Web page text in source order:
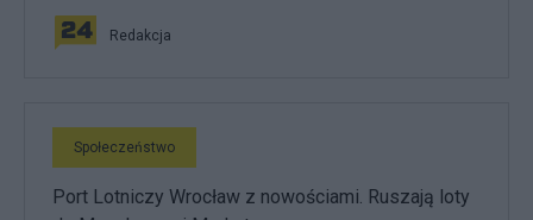
Redakcja
Społeczeństwo
Port Lotniczy Wrocław z nowościami. Ruszają loty